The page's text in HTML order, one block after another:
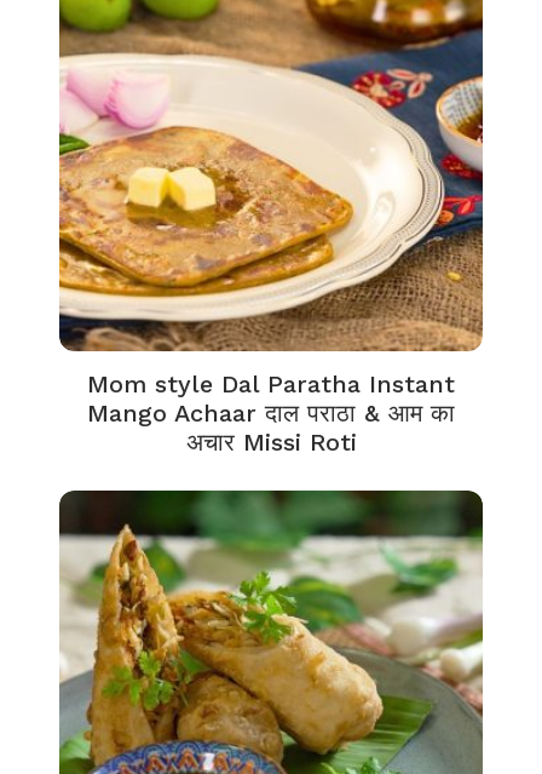
Mom style Dal Paratha Instant
Mango Achaar दाल पराठा & आम का
अचार Missi Roti